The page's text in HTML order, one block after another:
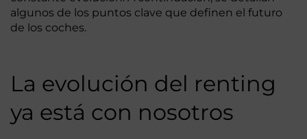
algunos de los puntos clave que definen el futuro
de los coches.
La evolución del renting
ya está con nosotros